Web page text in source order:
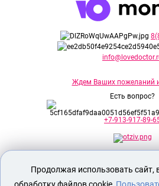
Ждем Ваших пожеланий
Есть вопрос?
+7-913-917-89-
Секс шоп Доктор Любви
исключительно для лиц
Продолжая использовать сайт,